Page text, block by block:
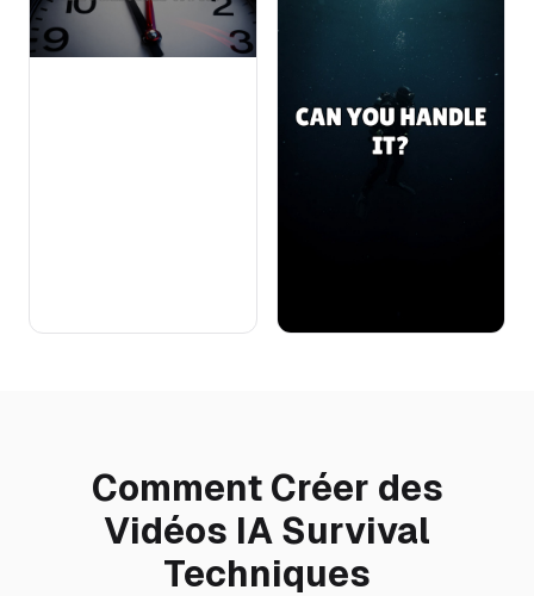
Comment Créer des
Vidéos IA Survival
Techniques